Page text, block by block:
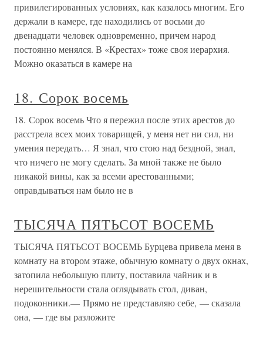
привилегированных условиях, как казалось многим. Его
держали в камере, где находились от восьми до
двенадцати человек одновременно, причем народ
постоянно менялся. В «Крестах» тоже своя иерархия.
Можно оказаться в камере на
18. Сорок восемь
18. Сорок восемь Что я пережил после этих арестов до
расстрела всех моих товарищей, у меня нет ни сил, ни
умения передать… Я знал, что стою над бездной, знал,
что ничего не могу сделать. За мной также не было
никакой вины, как за всеми арестованными;
оправдываться нам было не в
ТЫСЯЧА ПЯТЬСОТ ВОСЕМЬ
ТЫСЯЧА ПЯТЬСОТ ВОСЕМЬ Бурцева привела меня в
комнату на втором этаже, обычную комнату о двух окнах,
затопила небольшую плиту, поставила чайник и в
нерешительности стала оглядывать стол, диван,
подоконники.— Прямо не представляю себе, — сказала
она, — где вы разложите